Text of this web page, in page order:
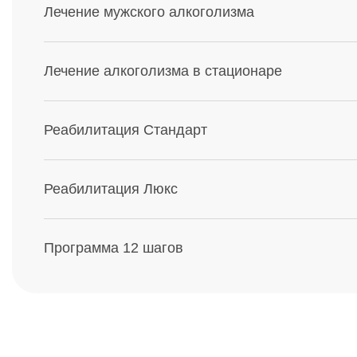
Лечение мужского алкоголизма
Лечение алкоголизма в стационаре
Реабилитация Стандарт
Реабилитация Люкс
Программа 12 шагов